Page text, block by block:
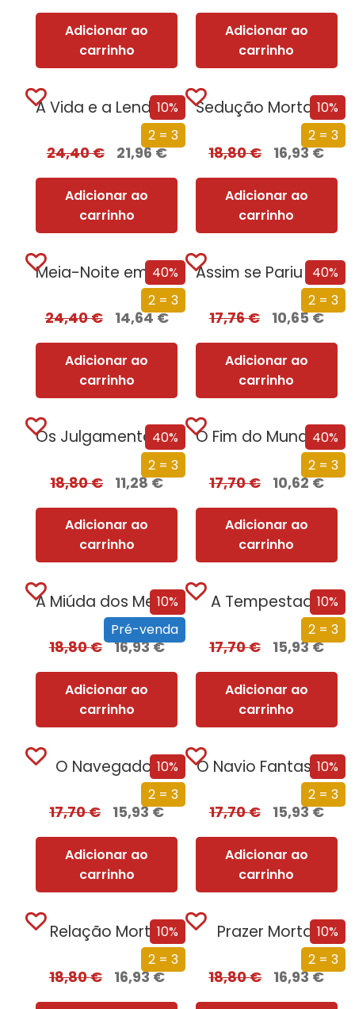
Adicionar ao
carrinho
Adicionar ao
carrinho
10%
2 = 3
A Vida e a Lenda do Sultão Saladino
24,40€ 21,96€
Adicionar ao
carrinho
10%
2 = 3
Sedução Mortal (Nova Edição)
18,80€ 16,93€
Adicionar ao
carrinho
40%
2 = 3
Meia-Noite em Chernobyl
24,40€ 14,64€
Adicionar ao
carrinho
40%
2 = 3
Assim se Pariu o Brasil
17,76€ 10,65€
Adicionar ao
carrinho
40%
2 = 3
Os Julgamentos de Nuremberga
18,80€ 11,28€
Adicionar ao
carrinho
40%
2 = 3
O Fim do Mundo em Cuecas
17,70€ 10,62€
Adicionar ao
carrinho
10%
Pré-venda
A Miúda dos Meus Sonhos
18,80€ 16,93€
Adicionar ao
carrinho
10%
2 = 3
A Tempestade
17,70€ 15,93€
Adicionar ao
carrinho
10%
2 = 3
O Navegador
17,70€ 15,93€
Adicionar ao
carrinho
10%
2 = 3
O Navio Fantasma
17,70€ 15,93€
Adicionar ao
carrinho
10%
2 = 3
Relação Mortal
18,80€ 16,93€
10%
2 = 3
Prazer Mortal
18,80€ 16,93€